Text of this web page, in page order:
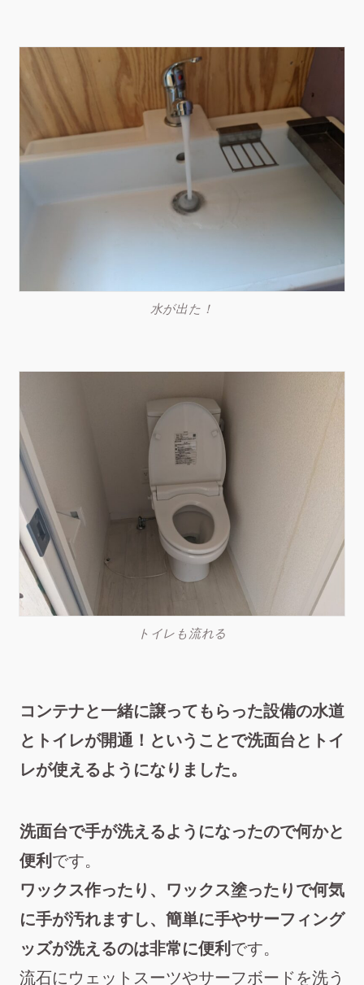
水が出た！
トイレも流れる
コンテナと一緒に譲ってもらった設備の水道
とトイレが開通！ということで洗面台とトイ
レが使えるようになりました。
洗面台で手が洗えるようになったので何かと
便利 です。
ワックス作ったり、ワックス塗ったりで何気
に手が汚れますし、簡単に手やサーフィング
ッズが洗えるのは非常に便利 です。
流石にウェットスーツやサーフボードを洗う